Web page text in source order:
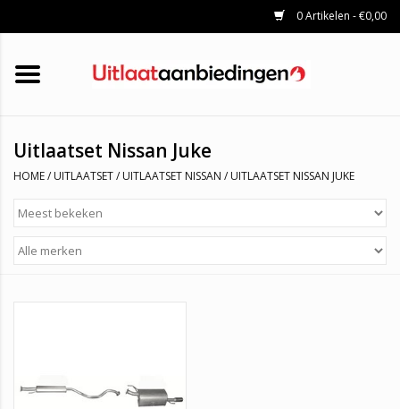
0 Artikelen - €0,00
HOME
KATALYSATOREN
UNIVERSELE UITLAATDELEN
Uitlaatset Nissan Juke
HOME/ UITLAATSET/ UITLAATSET NISSAN / UITLAATSET NISSAN JUKE